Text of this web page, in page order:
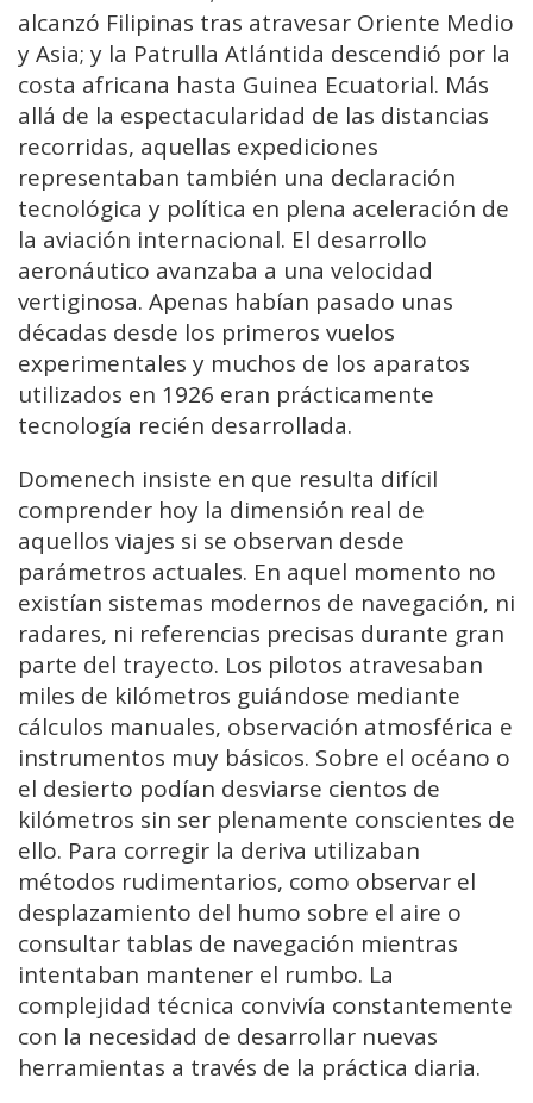
alcanzó Filipinas tras atravesar Oriente Medio
y Asia; y la Patrulla Atlántida descendió por la
costa africana hasta Guinea Ecuatorial. Más
allá de la espectacularidad de las distancias
recorridas, aquellas expediciones
representaban también una declaración
tecnológica y política en plena aceleración de
la aviación internacional. El desarrollo
aeronáutico avanzaba a una velocidad
vertiginosa. Apenas habían pasado unas
décadas desde los primeros vuelos
experimentales y muchos de los aparatos
utilizados en 1926 eran prácticamente
tecnología recién desarrollada.
Domenech insiste en que resulta difícil
comprender hoy la dimensión real de
aquellos viajes si se observan desde
parámetros actuales. En aquel momento no
existían sistemas modernos de navegación, ni
radares, ni referencias precisas durante gran
parte del trayecto. Los pilotos atravesaban
miles de kilómetros guiándose mediante
cálculos manuales, observación atmosférica e
instrumentos muy básicos. Sobre el océano o
el desierto podían desviarse cientos de
kilómetros sin ser plenamente conscientes de
ello. Para corregir la deriva utilizaban
métodos rudimentarios, como observar el
desplazamiento del humo sobre el aire o
consultar tablas de navegación mientras
intentaban mantener el rumbo. La
complejidad técnica convivía constantemente
con la necesidad de desarrollar nuevas
herramientas a través de la práctica diaria.